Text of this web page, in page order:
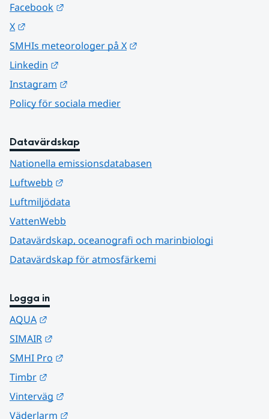
Facebook
X
SMHIs meteorologer på X
Linkedin
Instagram
Policy för sociala medier
Datavärdskap
Nationella emissionsdatabasen
Luftwebb
Luftmiljödata
VattenWebb
Datavärdskap, oceanografi och marinbiologi
Datavärdskap för atmosfärkemi
Logga in
AQUA
SIMAIR
SMHI Pro
Timbr
Vinterväg
Väderlarm